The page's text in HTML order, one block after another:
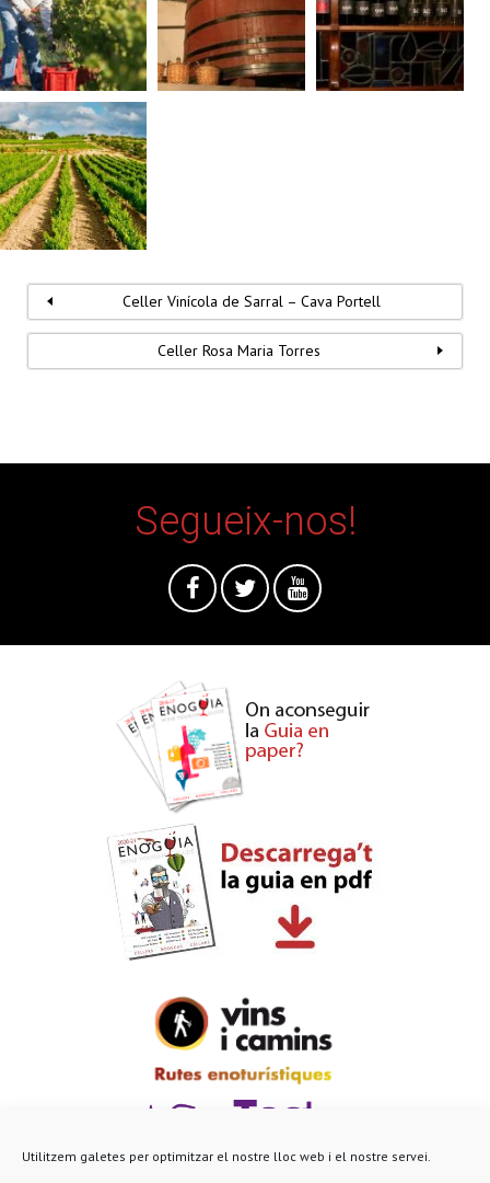
Utilitzem galetes per optimitzar el nostre lloc web i el nostre servei.
Celler Vinícola de Sarral – Cava Portell
Celler Rosa Maria Torres
Segueix-nos!